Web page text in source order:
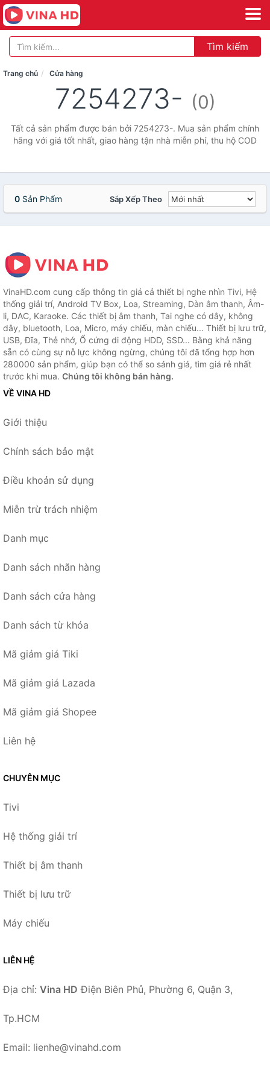
Tìm kiếm
Trang chủ Cửa hàng
7254273- (0)
Tất cả sản phẩm được bán bởi 7254273-. Mua sản phẩm chính
hãng với giá tốt nhất, giao hàng tận nhà miễn phí, thu hộ COD
0 Sản Phẩm Sắp Xếp Theo
VinaHD.com cung cấp thông tin giá cả thiết bị nghe nhìn Tivi, Hệ
thống giải trí, Android TV Box, Loa, Streaming, Dàn âm thanh, Âm-
li, DAC, Karaoke. Các thiết bị âm thanh, Tai nghe có dây, không
dây, bluetooth, Loa, Micro, máy chiếu, màn chiếu... Thiết bị lưu trữ,
USB, Đĩa, Thẻ nhớ, Ổ cứng di động HDD, SSD... Bằng khả năng
sẵn có cùng sự nỗ lực không ngừng, chúng tôi đã tổng hợp hơn
280000 sản phẩm, giúp bạn có thể so sánh giá, tìm giá rẻ nhất
trước khi mua. Chúng tôi không bán hàng.
VỀ VINA HD
Giới thiệu
Chính sách bảo mật
Điều khoản sử dụng
Miễn trừ trách nhiệm
Danh mục
Danh sách nhãn hàng
Danh sách cửa hàng
Danh sách từ khóa
Mã giảm giá Tiki
Mã giảm giá Lazada
Mã giảm giá Shopee
Liên hệ
CHUYÊN MỤC
Tivi
Hệ thống giải trí
Thiết bị âm thanh
Thiết bị lưu trữ
Máy chiếu
LIÊN HỆ
Địa chỉ: Vina HD Điện Biên Phủ, Phường 6, Quận 3,
Tp.HCM
Email: lienhe@vinahd.com